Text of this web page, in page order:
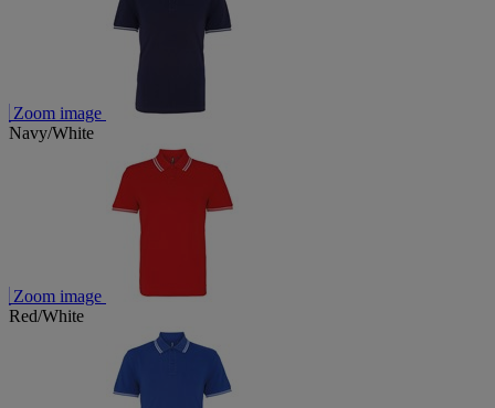
Zoom image
Navy/White
Zoom image
Red/White